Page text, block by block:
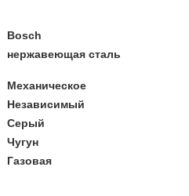
Bosch
нержавеющая сталь
Механическое
Независимый
Серый
Чугун
Газовая